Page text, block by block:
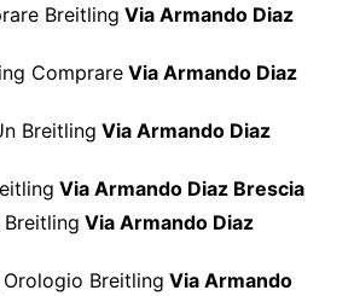
Breitling Via Armando Diaz
Comprare Via Armando Diaz
Breitling Via Armando Diaz
Via Armando Diaz Brescia
Via Armando Diaz
Breitling Via Armando